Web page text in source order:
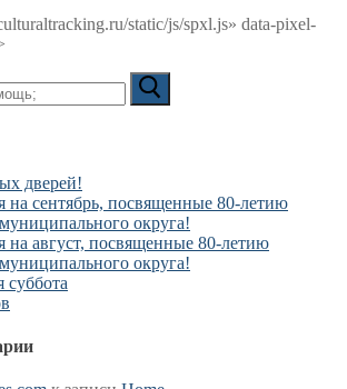
static/js/spxl.js» data-pixel-
дверей!
на сентябрь, посвященные 80-летию
округа!
на август, посвященные 80-летию
округа!
суббота